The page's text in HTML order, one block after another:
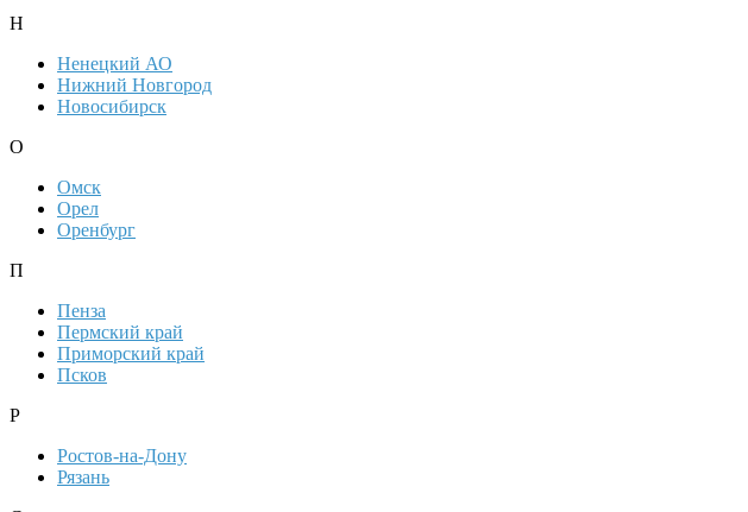
Н
Ненецкий АО
Нижний Новгород
Новосибирск
О
Омск
Орел
Оренбург
П
Пенза
Пермский край
Приморский край
Псков
Р
Ростов-на-Дону
Рязань